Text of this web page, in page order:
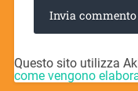
Questo sito utilizza
come vengono